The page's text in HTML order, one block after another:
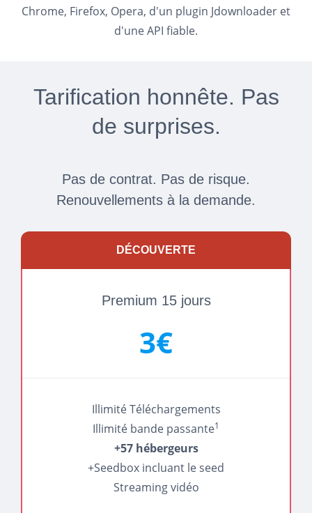
Chrome, Firefox, Opera, d'un plugin Jdownloader et
d'une API fiable.
Tarification honnête. Pas
de surprises.
Pas de contrat. Pas de risque.
Renouvellements à la demande.
DÉCOUVERTE
Premium 15 jours
3€
Illimité Téléchargements
Illimité bande passante1
+57 hébergeurs
+Seedbox incluant le seed
Streaming vidéo